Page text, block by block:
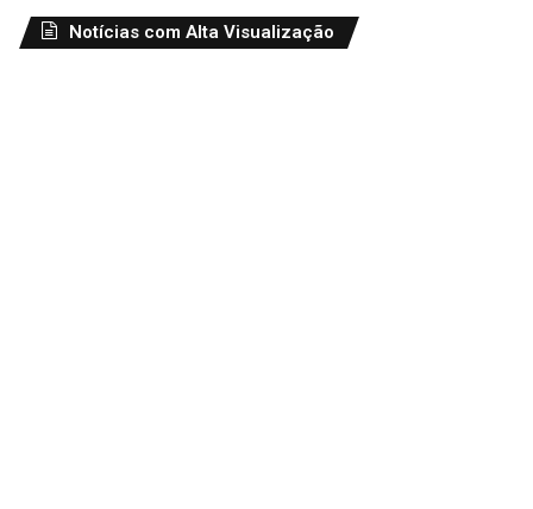
Notícias com Alta Visualização